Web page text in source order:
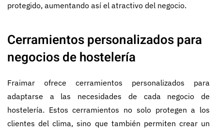
protegido, aumentando así el atractivo del negocio.
Cerramientos personalizados para
negocios de hostelería
Fraimar ofrece cerramientos personalizados para
adaptarse a las necesidades de cada negocio de
hostelería. Estos cerramientos no solo protegen a los
clientes del clima, sino que también permiten crear un